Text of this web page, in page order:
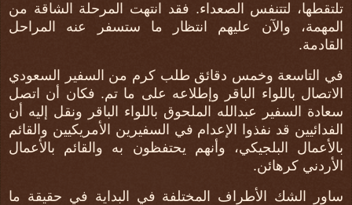
تلتقطها، لتتنفس الصعداء. فقد انتهت المرحلة الشاقة من
المهمة، والآن عليهم انتظار ما ستسفر عنه المراحل
القادمة.
في التاسعة وخمس دقائق طلب كرم من السفير السعودي
الاتصال باللواء الباقر وإطلاعه على ما تم. فكان أن اتصل
سعادة السفير عبدالله الملحوق باللواء الباقر ونقل إليه أن
الفدائيين قد نفذوا الإعدام في السفيرين الأمريكيين والقائم
بالأعمال البلجيكي، وأنهم يحتفظون به والقائم بالأعمال
الأردني كرهائن.
ساور الشك الأطراف المختلفة في البداية في حقيقة ما